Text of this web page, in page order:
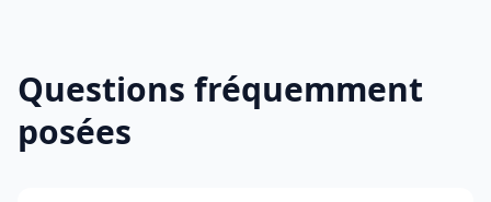
Questions fréquemment
posées